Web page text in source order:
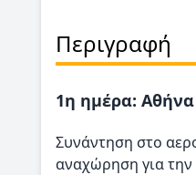
Περιγραφή
1η ημέρα:
Συνάντηση στο
αναχώρηση για την